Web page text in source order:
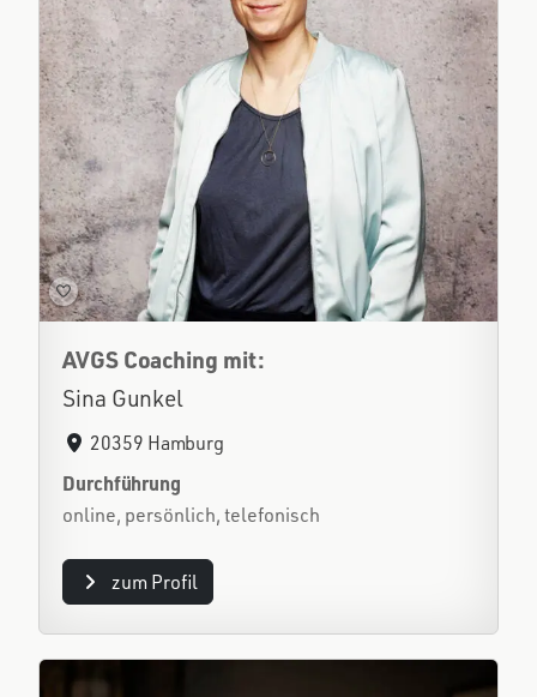
AVGS Coaching mit:
Sina Gunkel
20359 Hamburg
Durchführung
online, persönlich, telefonisch
zum Profil